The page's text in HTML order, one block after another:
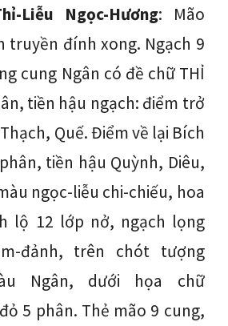
Liễu Ngọc-Hương: Mão
truyền đính xong. Ngạch 9
cung Ngân có đề chữ THỈ
tiền hậu ngạch: điểm trở
Quế. Điểm về lại Bích
tiền hậu Quỳnh, Diêu,
ngọc-liễu chi-chiếu, hoa
lộ 12 lớp nở, ngạch lọng
đảnh, trên chót tượng
Ngân, dưới họa chữ
5 phân. Thẻ mão 9 cung,